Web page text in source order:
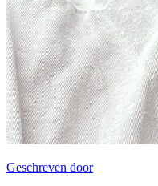
Geschreven door